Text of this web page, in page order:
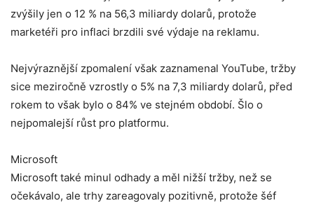
zvýšily jen o 12 % na 56,3 miliardy dolarů, protože
marketéři pro inflaci brzdili své výdaje na reklamu.
Nejvýraznější zpomalení však zaznamenal YouTube, tržby
sice meziročně vzrostly o 5% na 7,3 miliardy dolarů, před
rokem to však bylo o 84% ve stejném období. Šlo o
nejpomalejší růst pro platformu.
Microsoft
Microsoft také minul odhady a měl nižší tržby, než se
očekávalo, ale trhy zareagovaly pozitivně, protože šéf